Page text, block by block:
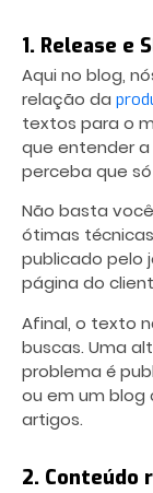
1. Release e
Aqui no blog,
relação da
textos para o
que entender
perceba que
Não basta
ótimas
publicado pelo
página do
Afinal, o texto
buscas. Uma
problema é
ou em um
artigos.
2. Conteúdo